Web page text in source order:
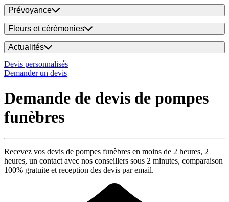
Prévoyance
Fleurs et cérémonies
Actualités
Devis personnalisés
Demander un devis
Demande de devis de pompes
funèbres
Recevez vos devis de pompes funèbres en moins de 2 heures, 2
heures, un contact avec nos conseillers sous 2 minutes, comparaison
100% gratuite et reception des devis par email.